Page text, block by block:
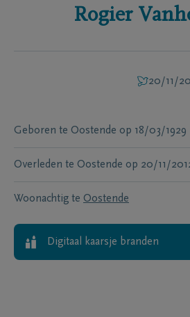
Rogier
20/11/
Geboren te Oostende op 18/03/1929
Overleden te Oostende op 20/11/
Woonachtig te Oostende
Digitaal kaarsje branden